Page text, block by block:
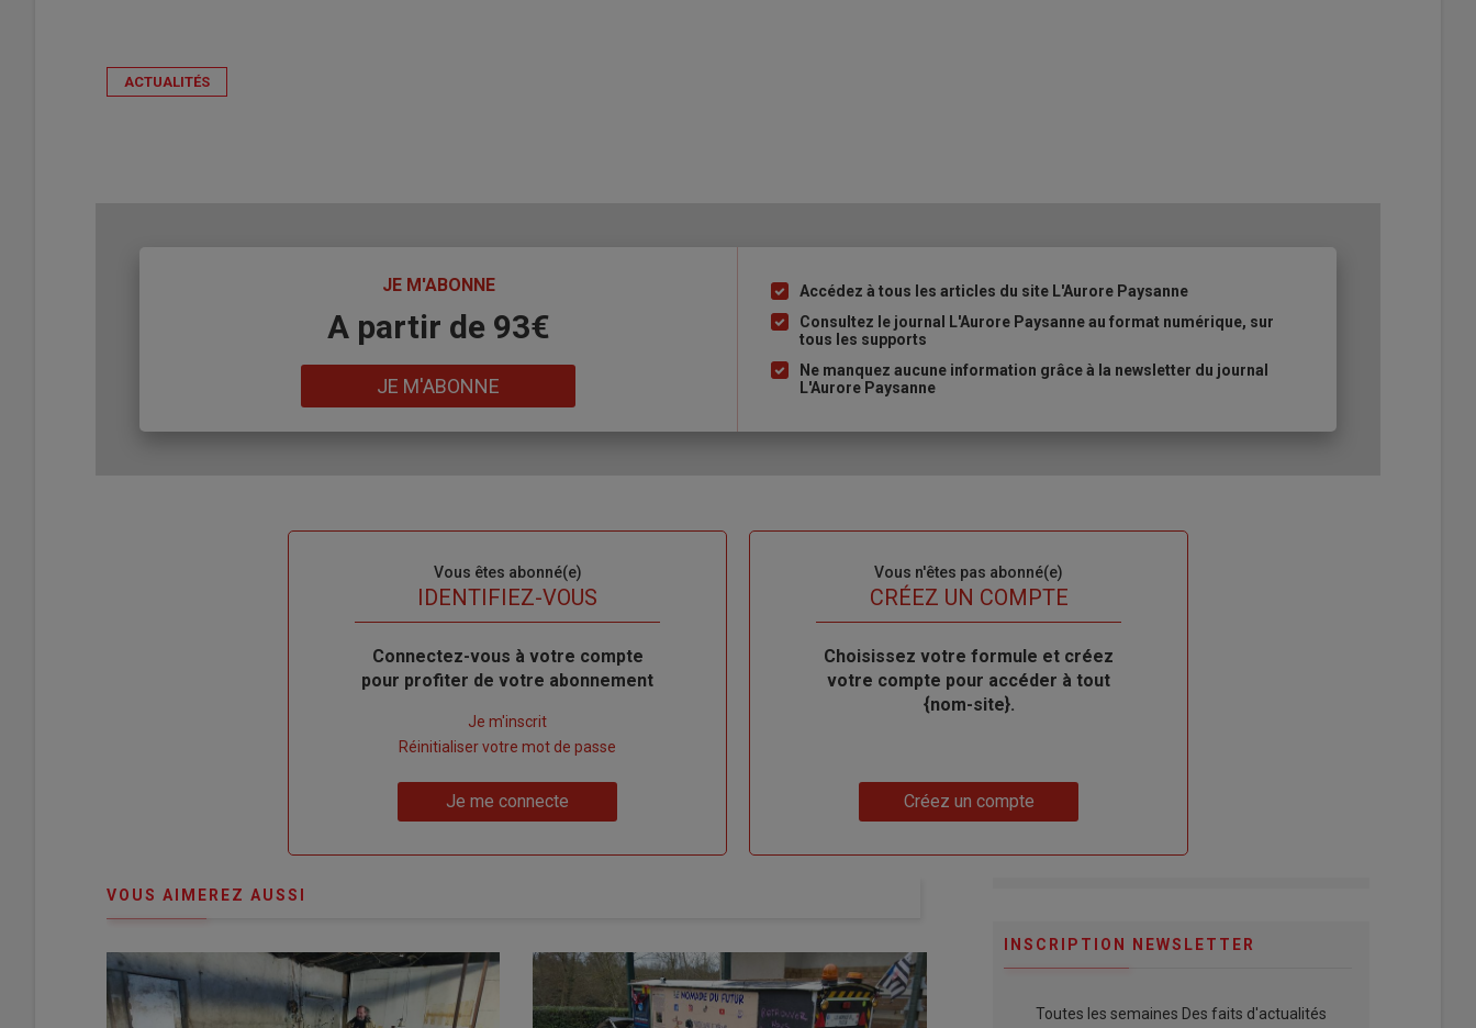
ACTUALITÉS
JE M'ABONNE
A partir de 93€
JE M'ABONNE
Liste
à
puce
Accédez à tous les articles du site L'Aurore Paysanne
Consultez le journal L'Aurore Paysanne au format numérique, sur
tous les supports
Ne manquez aucune information grâce à la newsletter du journal
L'Aurore Paysanne
Vous êtes abonné(e)
IDENTIFIEZ-VOUS
Body
Connectez-vous à votre compte
pour profiter de votre abonnement
compte"
Je m'inscrit
Réinitialiser votre mot de passe
Je me connecte
Vous n'êtes pas abonné(e)
TITRECRÉEZ UN COMPTE
Body
Choisissez votre formule et créez
votre compte pour accéder à tout
{nom-site}.
Créez un compte
VOUS AIMEREZ AUSSI
INSCRIPTION NEWSLETTER
Toutes les semaines Des faits d'actualités